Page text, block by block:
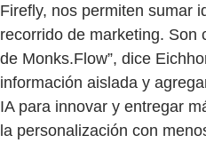
Firefly, nos permiten sumar
recorrido de marketing. Son
de Monks.Flow”, dice
información aislada y
IA para innovar y entregar
la personalización con